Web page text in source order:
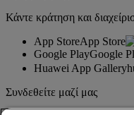
Κάντε κράτηση και
App StoreApp Store
Google PlayGoogle
Huawei App Gallery
Συνδεθείτε μαζί μας